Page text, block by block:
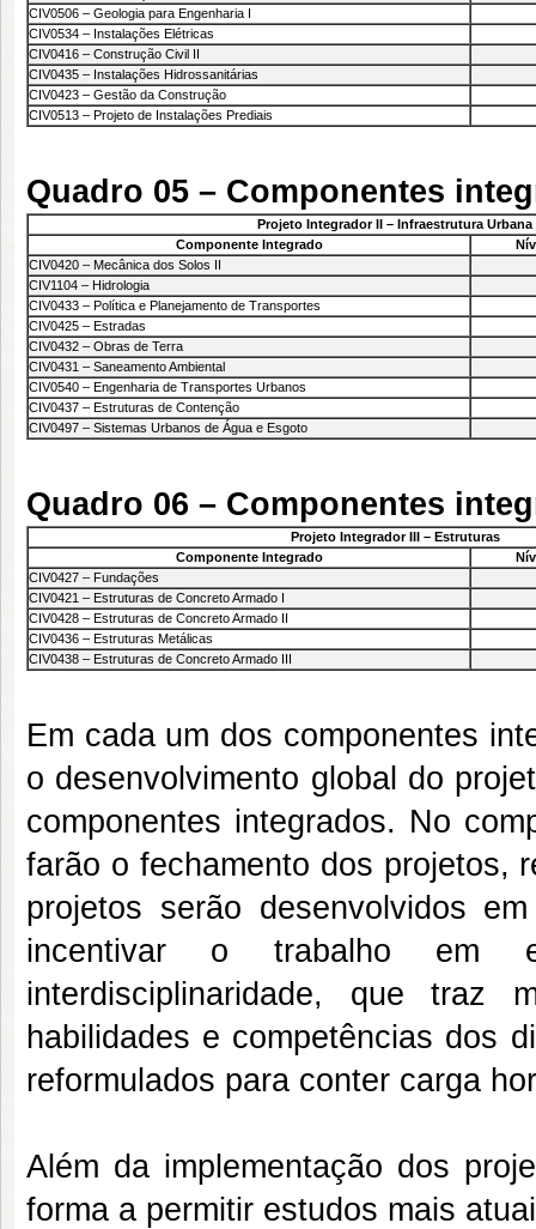
CIV0506 – Geologia para Engenharia I
CIV0534 – Instalações Elétricas
CIV0416 – Construção Civil II
CIV0435 – Instalações Hidrossanitárias
CIV0423 – Gestão da Construção
CIV0513 – Projeto de Instalações Prediais
Quadro 05 – Componentes
Projeto Integrador II – Infraestrutura Urbana
Componente Integrado
CIV0420 – Mecânica dos Solos II
CIV1104 – Hidrologia
CIV0433 – Política e Planejamento de Transportes
CIV0425 – Estradas
CIV0432 – Obras de Terra
CIV0431 – Saneamento Ambiental
CIV0540 – Engenharia de Transportes Urbanos
CIV0437 – Estruturas de Contenção
CIV0497 – Sistemas Urbanos de Água e Esgoto
Quadro 06 – Componentes
Projeto Integrador III – Estruturas
Componente Integrado
CIV0427 – Fundações
CIV0421 – Estruturas de Concreto Armado I
CIV0428 – Estruturas de Concreto Armado II
CIV0436 – Estruturas Metálicas
CIV0438 – Estruturas de Concreto Armado III
Em cada um dos componentes
o desenvolvimento global do
componentes integrados. No
farão o fechamento dos projetos,
projetos serão desenvolvidos
incentivar o trabalho em
interdisciplinaridade, que traz
habilidades e competências dos
reformulados para conter carga
Além da implementação dos
forma a permitir estudos mais